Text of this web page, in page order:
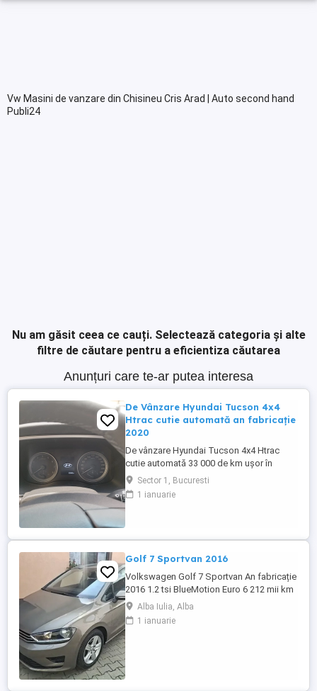
Vw Masini de vanzare din Chisineu Cris Arad | Auto second hand
Publi24
Nu am găsit ceea ce cauți. Selectează categoria și alte
filtre de căutare pentru a eficientiza căutarea
Anunțuri care te-ar putea interesa
De Vânzare Hyundai Tucson 4x4
Htrac cutie automată an fabricație
2020
De vânzare Hyundai Tucson 4x4 Htrac
cutie automată 33 000 de km ușor în
creștere an fabricație 2020 ,anul trecut a
ieșit din garanție, revizie efectuată la
30000 de km ,schimb ulei și filtre.Climă
electrice, oglinzi electrice ,rabatabile ...
Sector 1, Bucuresti
1 ianuarie
Golf 7 Sportvan 2016
Volkswagen Golf 7 Sportvan An fabricație
2016 1.2 tsi BlueMotion Euro 6 212 mii km
reali, carte service etc. Import Germania
TEL.
Alba Iulia, Alba
1 ianuarie